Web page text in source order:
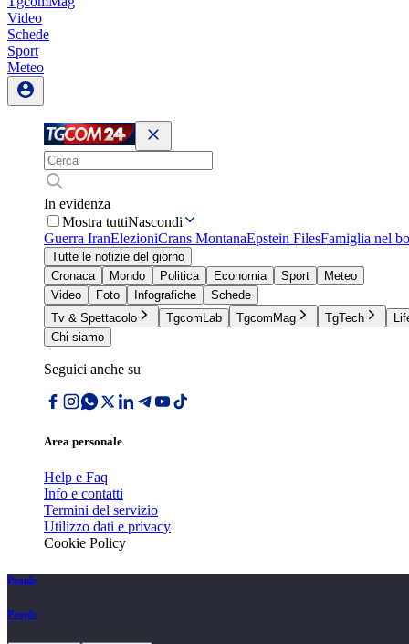
Video
Schede
Sport
Meteo
In evidenza
Mostra tuttiNascondi
Guerra IranElezioniCrans MontanaEpstein FilesFamiglia nel
Tutte le notizie del giorno
Cronaca
Mondo Politica Economia Sport
Meteo
Video
Foto Infografiche
Schede
Tv & Spettacolo
TgcomLab TgcomMag TgTech
Chi siamo
Seguici anche su
Area personale
Help e Faq
Info e contatti
Termini del servizio
Utilizzo dati e privacy
Cookie Policy
People
People